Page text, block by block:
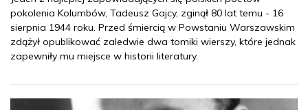
pokolenia Kolumbów, Tadeusz Gajcy, zginął 80 lat temu - 16
sierpnia 1944 roku. Przed śmiercią w Powstaniu Warszawskim
zdążył opublikować zaledwie dwa tomiki wierszy, które jednak
zapewniły mu miejsce w historii literatury.